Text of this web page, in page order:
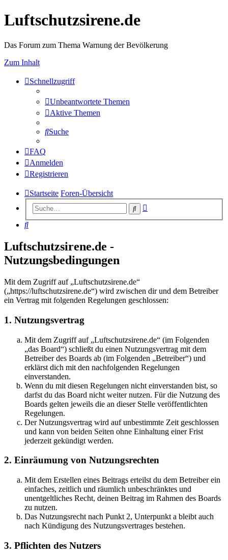
Luftschutzsirene.de
Das Forum zum Thema Warnung der Bevölkerung
Zum Inhalt
Schnellzugriff
Unbeantwortete Themen
Aktive Themen
Suche
FAQ
Anmelden
Registrieren
Startseite Foren-Übersicht
Suche
Suche
Luftschutzsirene.de -
Nutzungsbedingungen
Mit dem Zugriff auf „Luftschutzsirene.de“
(„https://luftschutzsirene.de“) wird zwischen dir und dem Betreiber
ein Vertrag mit folgenden Regelungen geschlossen:
1. Nutzungsvertrag
Mit dem Zugriff auf „Luftschutzsirene.de“ (im Folgenden
„das Board“) schließt du einen Nutzungsvertrag mit dem
Betreiber des Boards ab (im Folgenden „Betreiber“) und
erklärst dich mit den nachfolgenden Regelungen
einverstanden.
Wenn du mit diesen Regelungen nicht einverstanden bist, so
darfst du das Board nicht weiter nutzen. Für die Nutzung des
Boards gelten jeweils die an dieser Stelle veröffentlichten
Regelungen.
Der Nutzungsvertrag wird auf unbestimmte Zeit geschlossen
und kann von beiden Seiten ohne Einhaltung einer Frist
jederzeit gekündigt werden.
2. Einräumung von Nutzungsrechten
Mit dem Erstellen eines Beitrags erteilst du dem Betreiber ein
einfaches, zeitlich und räumlich unbeschränktes und
unentgeltliches Recht, deinen Beitrag im Rahmen des Boards
zu nutzen.
Das Nutzungsrecht nach Punkt 2, Unterpunkt a bleibt auch
nach Kündigung des Nutzungsvertrages bestehen.
3. Pflichten des Nutzers